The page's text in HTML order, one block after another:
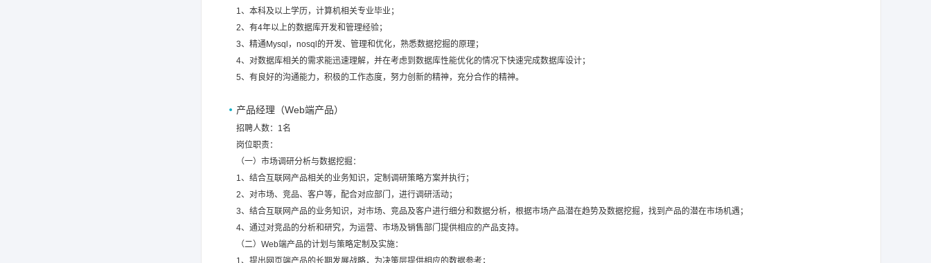
1、本科及以上学历，计算机相关专业毕业；
2、有4年以上的数据库开发和管理经验；
3、精通Mysql，nosql的开发、管理和优化，熟悉数据挖掘的原理；
4、对数据库相关的需求能迅速理解，并在考虑到数据库性能优化的情况下快速完成数据库设计；
5、有良好的沟通能力，积极的工作态度，努力创新的精神，充分合作的精神。
产品经理（Web端产品）
招聘人数：1名
岗位职责：
（一）市场调研分析与数据挖掘：
1、结合互联网产品相关的业务知识，定制调研策略方案并执行；
2、对市场、竞品、客户等，配合对应部门，进行调研活动；
3、结合互联网产品的业务知识，对市场、竞品及客户进行细分和数据分析，根据市场产品潜在趋势及数据挖掘，找到产品的潜在市场机遇；
4、通过对竞品的分析和研究，为运营、市场及销售部门提供相应的产品支持。
（二）Web端产品的计划与策略定制及实施：
1、提出网页端产品的长期发展战略，为决策层提供相应的数据参考；